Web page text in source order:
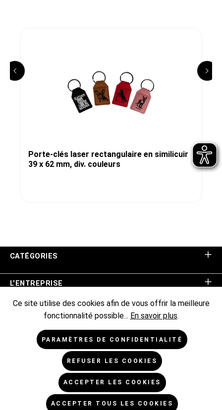
Porte-clés laser rectangulaire en similicuir
39 x 62 mm, div. couleurs
CATÉGORIES
L'ENTREPRISE
ASSISTANCE BOUTIQUE
INFORMATIONS
* Tous les prix sont hors TVA TVA majorée de,
Ce site utilise des cookies afin de vous offrir la meilleure
fonctionnalité possible... En savoir plus.
PARAMÈTRES DE CONFIDENTIALITÉ
REFUSER LES COOKIES
ACCEPTER LES COOKIES
ACCEPTER TOUS LES COOKIES